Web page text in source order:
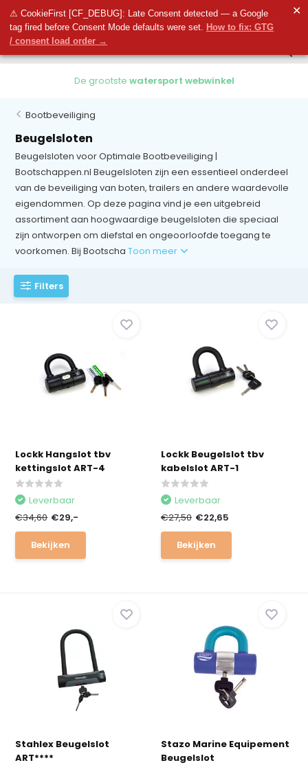
⚠ CookieFirst [CF_DEBUG]: Late Consent detected — a Google
tag fired before Consent Mode defaults were set. How to fix: GTG
/ consent load order →
✕
0 0
De grootstewatersport webwinkel
Bootbeveiliging
Beugelsloten
Beugelsloten voor Optimale Bootbeveiliging |
Bootschappen.nl Beugelsloten zijn een essentieel onderdeel
van de beveiliging van boten, trailers en andere waardevolle
eigendommen. Op deze pagina vind je een uitgebreid
assortiment aan hoogwaardige beugelsloten die speciaal
zijn ontworpen om diefstal en ongeoorloofde toegang te
voorkomen. Bij BootschaToon meer
Filters
Lockk Hangslot tbv
kettingslot ART-4
Leverbaar
€34,60 €29,-
Bekijken
Lockk Beugelslot tbv
kabelslot ART-1
Leverbaar
€27,50 €22,65
Bekijken
Stahlex Beugelslot
ART****
Stazo Marine Equipement
Beugelslot